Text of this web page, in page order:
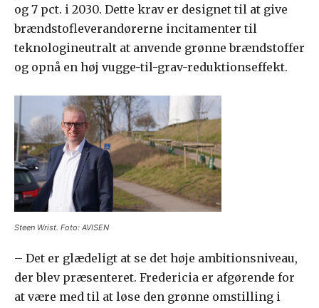
og 7 pct. i 2030. Dette krav er designet til at give
brændstofleverandørerne incitamenter til
teknologineutralt at anvende grønne brændstoffer
og opnå en høj vugge-til-grav-reduktionseffekt.
Steen Wrist. Foto: AVISEN
– Det er glædeligt at se det høje ambitionsniveau,
der blev præsenteret. Fredericia er afgørende for
at være med til at løse den grønne omstilling i